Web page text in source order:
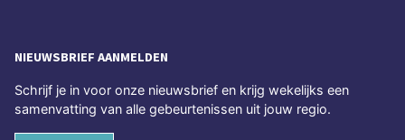
NIEUWSBRIEF AANMELDEN
Schrijf je in voor onze nieuwsbrief en krijg wekelijks een
samenvatting van alle gebeurtenissen uit jouw regio.